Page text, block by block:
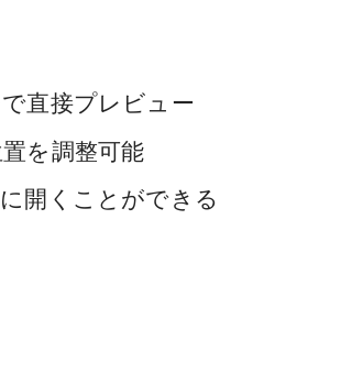
直接プレビュー
を調整可能
開くことができる